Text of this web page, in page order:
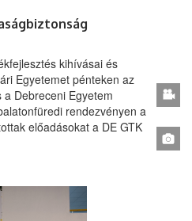
kihívásai és
Egyetemet pénteken az
a Debreceni Egyetem
rendezvényen a
előadásokat a DE GTK